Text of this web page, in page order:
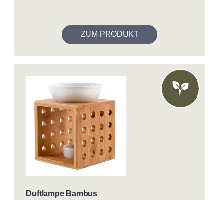
ZUM PRODUKT
Duftlampe Bambus